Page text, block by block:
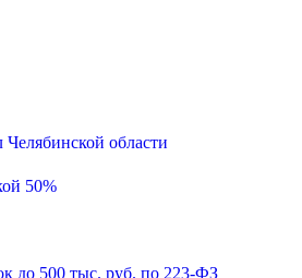
области
50%
до 500 тыс. руб. по 223-ФЗ